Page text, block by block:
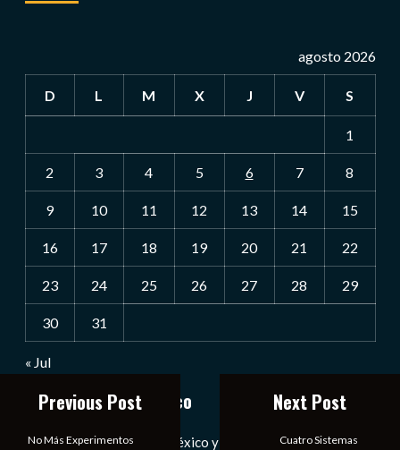
agosto 2026
D L M X J V S
1
2 3 4 5 6 7 8
9 10 11 12 13 14 15
16 17 18 19 20 21 22
23 24 25 26 27 28 29
30 31
« Jul
Notiexpress de México
Las Noticias Diarias de México y el Mundo a Tu Alcance
Previous Post
No Más Experimentos
Next Post
Cuatro Sistemas